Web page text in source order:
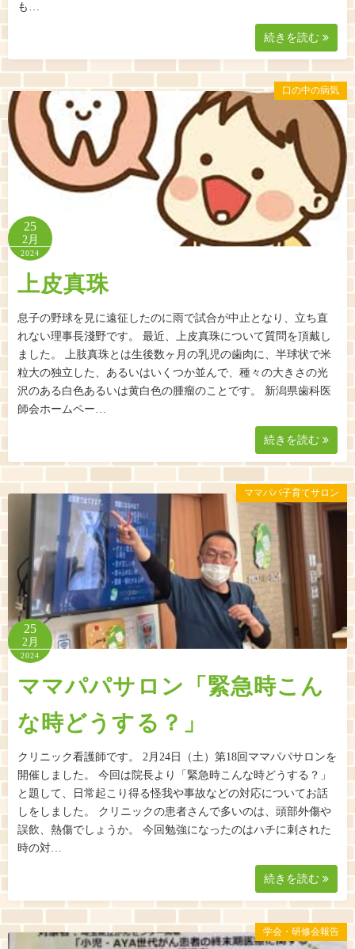
も…
続きを読む
口の中の病気
25
2月
2024
上皮真珠
息子の野球を見に遠征したのに雨で試合が中止となり、立ち直
れない理事長淺野です。 最近、上皮真珠について質問を頂戴し
ました。 上肢真珠とは生後数ヶ月の乳児の歯肉に、半球状で米
粒大の独立した、あるいはいくつか並んで、種々の大きさの光
沢のある白色あるいは黄白色の腫瘤のことです。 新潟県歯科医
師会ホームペー…
続きを読む
ママパパ子育てサロン
25
2月
2024
ママパパサロン「緊急時こん
な時どうする？」
クリニック看護師です。 2月24日（土）第18回ママパパサロンを
開催しました。 今回は院長より「緊急時こんな時どうする？」
と題して、日常起こり得る怪我や事故などの対応についてお話
しをしました。 クリニックの患者さんで多いのは、頭部外傷や
誤飲、熱傷でしょうか。 今回勉強になったのはハチに刺された
時の対…
続きを読む
学会・研修会報告